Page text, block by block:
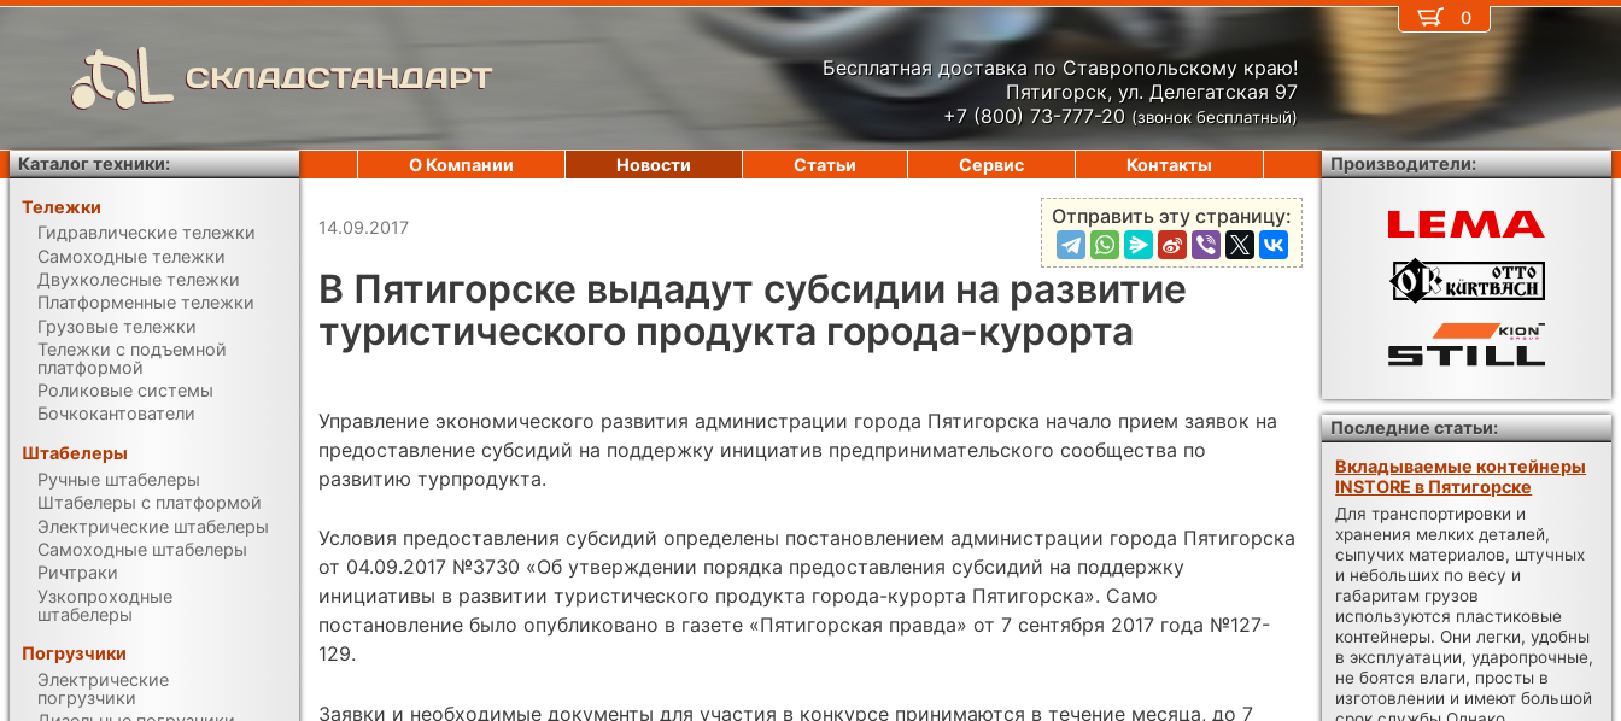
СКЛАДСТАНДАРТ
Бесплатная доставка по Ставропольскому краю!
Пятигорск, ул. Делегатская 97
+7 (800) 73-777-20 (звонок бесплатный)
Отправить эту страницу:
14.09.2017
В Пятигорске выдадут субсидии на развитие
туристического продукта города-курорта
Управление экономического развития администрации города Пятигорска начало прием заявок на
предоставление субсидий на поддержку инициатив предпринимательского сообщества по
развитию турпродукта.
Условия предоставления субсидий определены постановлением администрации города Пятигорска
от 04.09.2017 №3730 «Об утверждении порядка предоставления субсидий на поддержку
инициативы в развитии туристического продукта города-курорта Пятигорска». Само
постановление было опубликовано в газете «Пятигорская правда» от 7 сентября 2017 года №127-
129.
Заявки и необходимые документы для участия в конкурсе принимаются в течение месяца, до 7
0
О Компании Новости Статьи Сервис Контакты
Каталог техники:
Тележки
Гидравлические тележки
Самоходные тележки
Двухколесные тележки
Платформенные тележки
Грузовые тележки
Тележки с подъемной
платформой
Роликовые системы
Бочкокантователи
Штабелеры
Ручные штабелеры
Штабелеры с платформой
Электрические штабелеры
Самоходные штабелеры
Ричтраки
Узкопроходные
штабелеры
Погрузчики
Электрические
погрузчики
Производители:
Последние статьи:
Вкладываемые контейнеры
INSTORE в Пятигорске
Для транспортировки и
хранения мелких деталей,
сыпучих материалов, штучных
и небольших по весу и
габаритам грузов
используются пластиковые
контейнеры. Они легки, удобны
в эксплуатации, ударопрочные,
не боятся влаги, просты в
изготовлении и имеют большой